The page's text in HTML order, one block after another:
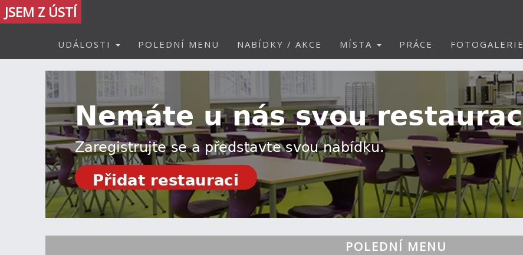
JSEM Z ÚSTÍ
UDÁLOSTI POLEDNÍ MENU NABÍDKY / AKCE MÍSTA PRÁCE FOTOGALERIE
POLEDNÍ MENU